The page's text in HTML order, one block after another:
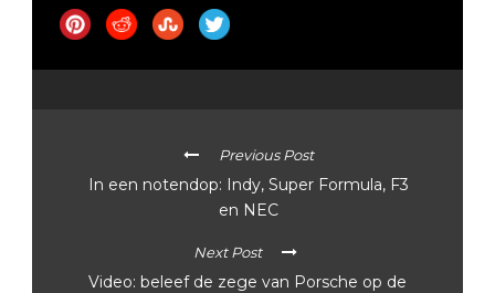
Previous Post
In een notendop: Indy, Super Formula, F3
en NEC
Next Post
Video: beleef de zege van Porsche op de